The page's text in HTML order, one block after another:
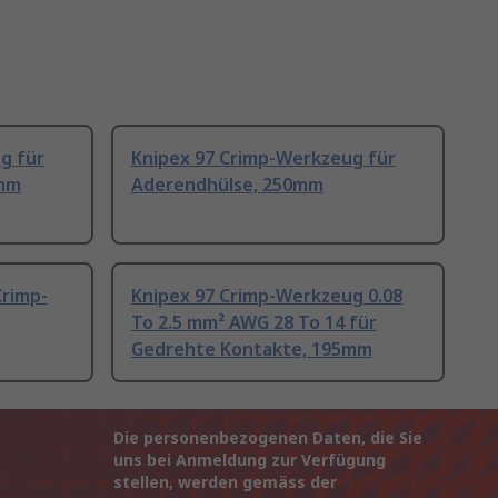
für
Knipex 97 Crimp-Werkzeug für
Aderendhülse, 250mm
Knipex 97 Crimp-Werkzeug 0.08
To 2.5 mm² AWG 28 To 14 für
Gedrehte Kontakte, 195mm
Die personenbezogenen Daten, die Sie
uns bei Anmeldung zur Verfügung
stellen, werden gemäss der